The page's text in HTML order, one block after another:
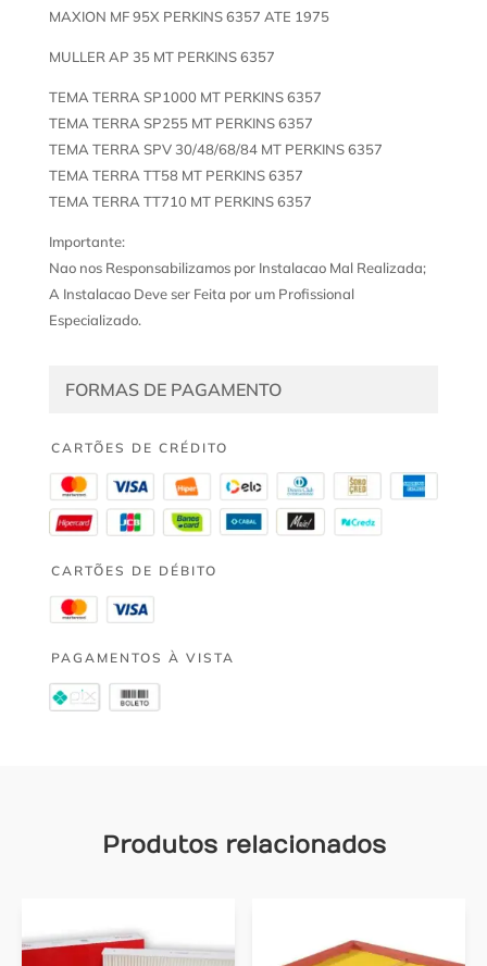
MAXION MF 95X PERKINS 6357 ATE 1975
MULLER AP 35 MT PERKINS 6357
TEMA TERRA SP1000 MT PERKINS 6357
TEMA TERRA SP255 MT PERKINS 6357
TEMA TERRA SPV 30/48/68/84 MT PERKINS 6357
TEMA TERRA TT58 MT PERKINS 6357
TEMA TERRA TT710 MT PERKINS 6357
Importante:
Nao nos Responsabilizamos por Instalacao Mal Realizada;
A Instalacao Deve ser Feita por um Profissional
Especializado.
FORMAS DE PAGAMENTO
CARTÕES DE CRÉDITO
CARTÕES DE DÉBITO
PAGAMENTOS À VISTA
Produtos relacionados